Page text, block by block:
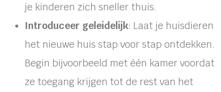
je kinderen zich sneller thuis.
Introduceer geleidelijk: Laat je huisdieren
het nieuwe huis stap voor stap ontdekken.
Begin bijvoorbeeld met één kamer voordat
ze toegang krijgen tot de rest van het